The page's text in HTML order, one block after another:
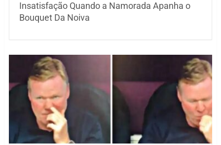
Insatisfação Quando a Namorada Apanha o
Bouquet Da Noiva